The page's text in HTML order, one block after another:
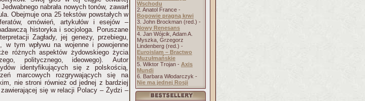
nabrała nowych tonów, zawarł
Obejmuje ona 25 tekstów powstałych w
omówień, artykułów i esejów –
historyka i socjologa. Poruszane
Zagłady, jej genezy, przebiegu,
w tym wpływu na wojenne i powojenne
różnych aspektów żydowskiego życia
politycznego, ideowego). Autor
identyfikujących się z polskością,
marcowych rozgrywających się na
nie stroni również od jednej z bardziej
się w relacji Polacy – Żydzi –
Wschodu
2. Anatol France -
Bogowie pragną krwi
3. John Brockman (red.) -
Nowy Renesans
4. Jan Wójcik, Adam A.
Myszka, Grzegorz
Lindenberg (red.) -
Euroislam – Bractwo
Muzułmańskie
5. Wiktor Trojan - Axis
Mundi
6. Barbara Włodarczyk -
Nie ma jednej Rosji